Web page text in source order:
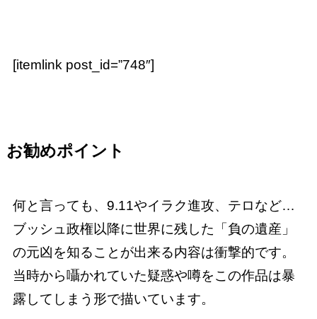
[itemlink post_id=”748″]
お勧めポイント
何と言っても、9.11やイラク進攻、テロなど…
ブッシュ政権以降に世界に残した「負の遺産」
の元凶を知ることが出来る内容は衝撃的です。
当時から囁かれていた疑惑や噂をこの作品は暴
露してしまう形で描いています。